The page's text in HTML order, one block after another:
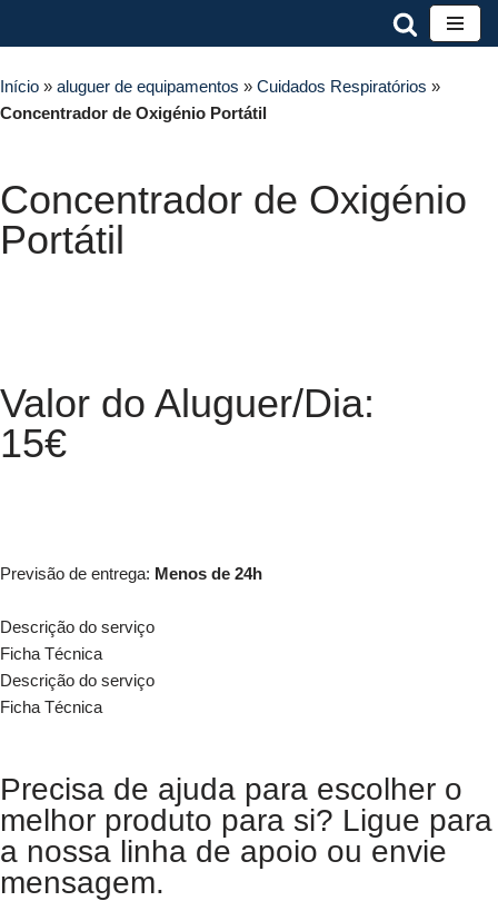
para
o
Início » aluguer de equipamentos » Cuidados Respiratórios »
Concentrador de Oxigénio Portátil
Concentrador de Oxigénio
Portátil
Valor do Aluguer/Dia:
15€
Previsão de entrega: Menos de 24h
Descrição do serviço
Ficha Técnica
Descrição do serviço
Ficha Técnica
Precisa de ajuda para escolher o
melhor produto para si? Ligue para
a nossa linha de apoio ou envie
mensagem.